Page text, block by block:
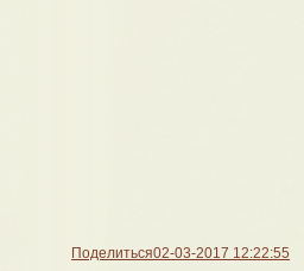
Поделиться02-03-2017 12:22:55